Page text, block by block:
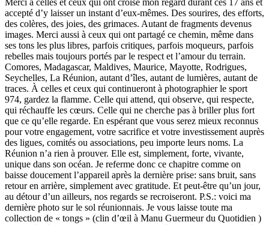
Merci à celles et ceux qui ont croisé mon regard durant ces 17 ans et
accepté d’y laisser un instant d’eux-mêmes. Des sourires, des efforts,
des colères, des joies, des grimaces. Autant de fragments devenus
images. Merci aussi à ceux qui ont partagé ce chemin, même dans
ses tons les plus libres, parfois critiques, parfois moqueurs, parfois
rebelles mais toujours portés par le respect et l’amour du terrain.
Comores, Madagascar, Maldives, Maurice, Mayotte, Rodrigues,
Seychelles, La Réunion, autant d’îles, autant de lumières, autant de
traces. À celles et ceux qui continueront à photographier le sport
974, gardez la flamme. Celle qui attend, qui observe, qui respecte,
qui réchauffe les cœurs. Celle qui ne cherche pas à briller plus fort
que ce qu’elle regarde. En espérant que vous serez mieux reconnus
pour votre engagement, votre sacrifice et votre investissement auprès
des ligues, comités ou associations, peu importe leurs noms. La
Réunion n’a rien à prouver. Elle est, simplement, forte, vivante,
unique dans son océan. Je referme donc ce chapitre comme on
baisse doucement l’appareil après la dernière prise: sans bruit, sans
retour en arrière, simplement avec gratitude. Et peut-être qu’un jour,
au détour d’un ailleurs, nos regards se recroiseront. P.S.: voici ma
dernière photo sur le sol réunionnais. Je vous laisse toute ma
collection de « tongs » (clin d’œil à Manu Guermeur du Quotidien )